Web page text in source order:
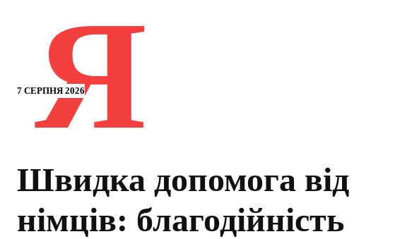
7 СЕРПНЯ 2026
Я
Швидка допомога від
німців: благодійність